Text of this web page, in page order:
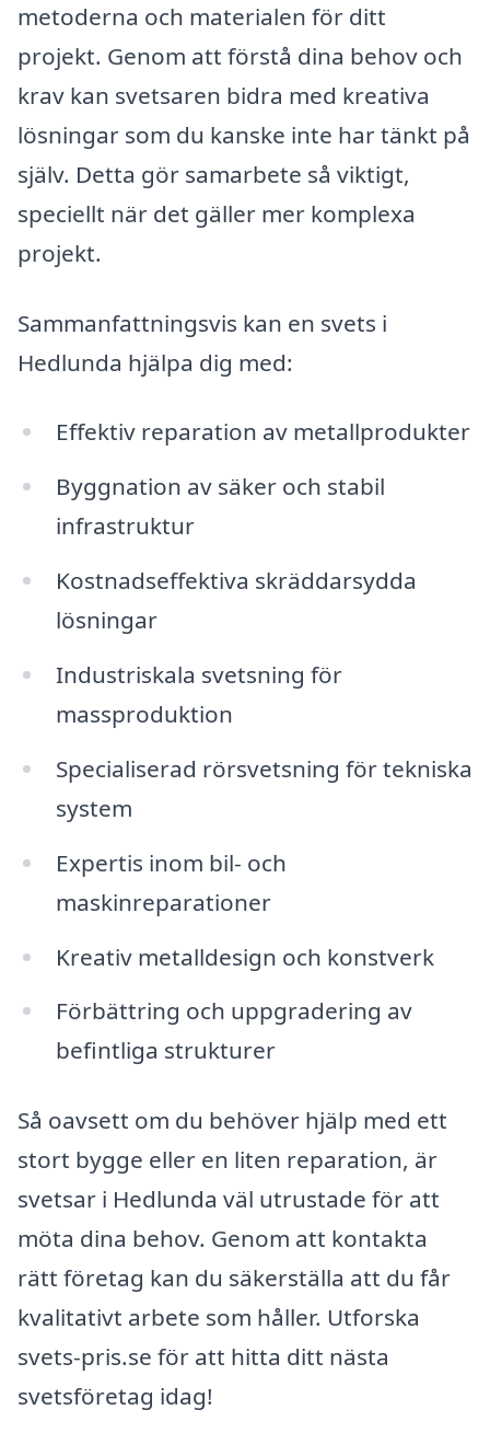
metoderna och materialen för ditt
projekt. Genom att förstå dina behov och
krav kan svetsaren bidra med kreativa
lösningar som du kanske inte har tänkt på
själv. Detta gör samarbete så viktigt,
speciellt när det gäller mer komplexa
projekt.
Sammanfattningsvis kan en svets i
Hedlunda hjälpa dig med:
Effektiv reparation av metallprodukter
Byggnation av säker och stabil
infrastruktur
Kostnadseffektiva skräddarsydda
lösningar
Industriskala svetsning för
massproduktion
Specialiserad rörsvetsning för tekniska
system
Expertis inom bil- och
maskinreparationer
Kreativ metalldesign och konstverk
Förbättring och uppgradering av
befintliga strukturer
Så oavsett om du behöver hjälp med ett
stort bygge eller en liten reparation, är
svetsar i Hedlunda väl utrustade för att
möta dina behov. Genom att kontakta
rätt företag kan du säkerställa att du får
kvalitativt arbete som håller. Utforska
svets-pris.se för att hitta ditt nästa
svetsföretag idag!